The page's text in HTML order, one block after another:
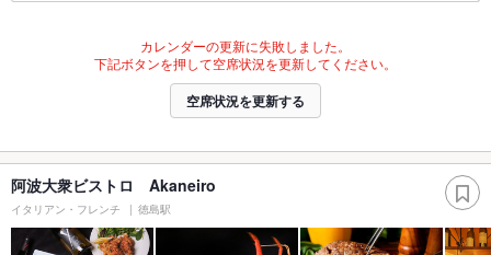
カレンダーの更新に失敗しました。
下記ボタンを押して空席状況を更新してください。
空席状況を更新する
阿波大衆ビストロ Akaneiro
イタリアン・フレンチ 徳島駅